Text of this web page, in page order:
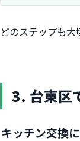
どのステップも
3. 台東区
キッチン交換